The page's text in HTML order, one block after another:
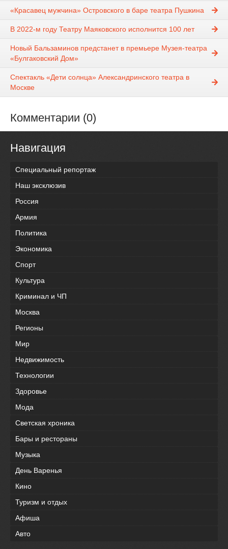
«Красавец мужчина» Островского в баре театра Пушкина
В 2022-м году Театру Маяковского исполнится 100 лет
Новый Бальзаминов предстанет в премьере Музея-театра
«Булгаковский Дом»
Спектакль «Дети солнца» Александринского театра в
Москве
Комментарии (0)
Навигация
Специальный репортаж
Наш эксклюзив
Россия
Армия
Политика
Экономика
Спорт
Культура
Криминал и ЧП
Москва
Регионы
Мир
Недвижимость
Технологии
Здоровье
Мода
Светская хроника
Бары и рестораны
Музыка
День Варенья
Кино
Туризм и отдых
Афиша
Авто